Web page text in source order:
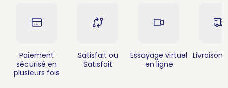
Paiement
sécurisé en
plusieurs fois
Satisfait ou
Satisfait
Essayage virtuel
en ligne
Livraison